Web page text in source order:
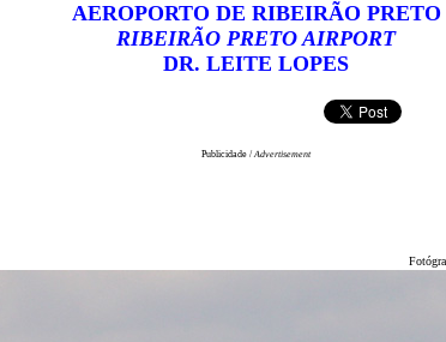
AEROPORTO DE RIBEIRÃO PRETO
RIBEIRÃO PRETO AIRPORT
DR. LEITE LOPES
Publicidade /Advertisement